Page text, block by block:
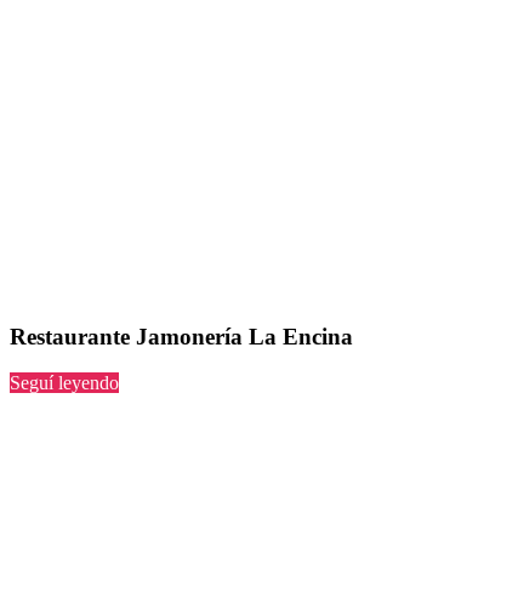
Restaurante Jamonería La Encina
Seguí leyendo“Jamonería